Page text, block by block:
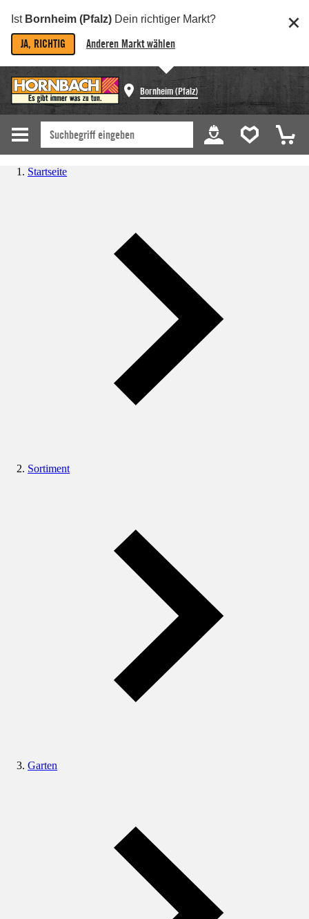
Ist Bornheim (Pfalz) Dein richtiger Markt?
JA, RICHTIG Anderen Markt wählen
Bornheim (Pfalz)
Startseite
Sortiment
Garten